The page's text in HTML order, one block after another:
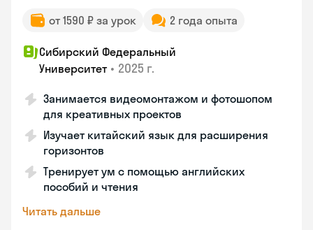
от 1590 ₽ за урок 2 года опыта
Сибирский Федеральный
Университет • 2025 г.
Занимается видеомонтажом и фотошопом
для креативных проектов
Изучает китайский язык для расширения
горизонтов
Тренирует ум с помощью английских
пособий и чтения
Читать дальше